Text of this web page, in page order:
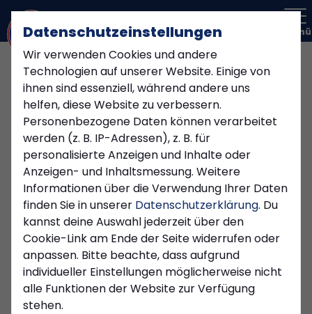
Datenschutzeinstellungen
Wir verwenden Cookies und andere
Technologien auf unserer Website. Einige von
ihnen sind essenziell, während andere uns
helfen, diese Website zu verbessern.
Personenbezogene Daten können verarbeitet
werden (z. B. IP-Adressen), z. B. für
personalisierte Anzeigen und Inhalte oder
Anzeigen- und Inhaltsmessung. Weitere
Informationen über die Verwendung Ihrer Daten
finden Sie in unserer Datenschutzerklärung. Du
kannst deine Auswahl jederzeit über den
Cookie-Link am Ende der Seite widerrufen oder
anpassen. Bitte beachte, dass aufgrund
individueller Einstellungen möglicherweise nicht
alle Funktionen der Website zur Verfügung
stehen.
Menü
Vereinsnews
VEREIN
Kiersper SC setzt künftig
auf Stanno
27.07.2026
VEREIN
Nachruf: Renate Fuchs
31.01.2026
VEREIN
Losgewinne 2025: Diese